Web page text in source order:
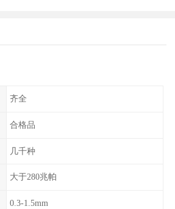
齐全
合格品
几千种
大于280兆帕
0.3-1.5mm